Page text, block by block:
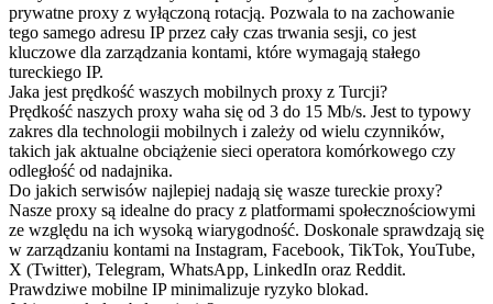
prywatne proxy z wyłączoną rotacją. Pozwala to na zachowanie
tego samego adresu IP przez cały czas trwania sesji, co jest
kluczowe dla zarządzania kontami, które wymagają stałego
tureckiego IP.
Jaka jest prędkość waszych mobilnych proxy z Turcji?
Prędkość naszych proxy waha się od 3 do 15 Mb/s. Jest to typowy
zakres dla technologii mobilnych i zależy od wielu czynników,
takich jak aktualne obciążenie sieci operatora komórkowego czy
odległość od nadajnika.
Do jakich serwisów najlepiej nadają się wasze tureckie proxy?
Nasze proxy są idealne do pracy z platformami społecznościowymi
ze względu na ich wysoką wiarygodność. Doskonale sprawdzają się
w zarządzaniu kontami na Instagram, Facebook, TikTok, YouTube,
X (Twitter), Telegram, WhatsApp, LinkedIn oraz Reddit.
Prawdziwe mobilne IP minimalizuje ryzyko blokad.